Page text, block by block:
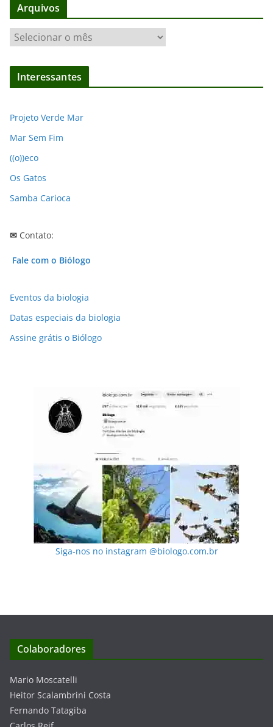
Arquivos
r
q
s
Interessantes
Projeto Verde Mar
Mar Sem Fim
((o))eco
Os Gatos
Samba Carioca
✉ Contato:
Fale com o Biólogo
Eventos da biologia
Datas especiais da biologia
Assine grátis o Biólogo
Siga-nos no instagram @biologo.com.br
Colaboradores
Mario Moscatelli
Heitor Scalambrini Costa
Fernando Tatagiba